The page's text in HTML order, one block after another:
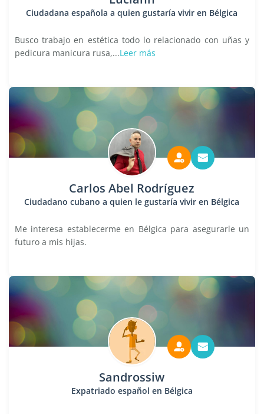
Ciudadana española a quien gustaría vivir en Bélgica
Busco trabajo en estética todo lo relacionado con uñas y
pedicura manicura rusa,...Leer más
Carlos Abel Rodríguez
Ciudadano cubano a quien le gustaría vivir en Bélgica
Me interesa establecerme en Bélgica para asegurarle un
futuro a mis hijas.
Sandrossiw
Expatriado español en Bélgica